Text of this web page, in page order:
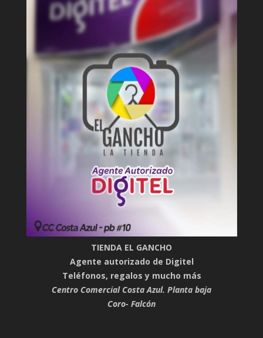
TIENDA EL GANCHO
Agente autorizado de Digitel
Teléfonos, regalos y mucho más
Centro Comercial Costa Azul. Planta baja
Coro- Falcón